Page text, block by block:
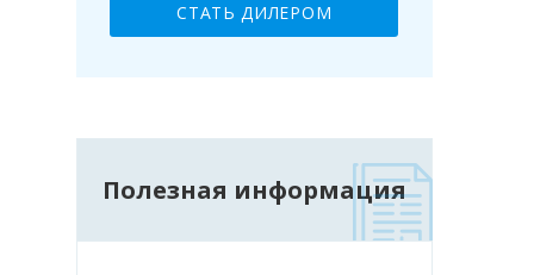
СТАТЬ ДИЛЕРОМ
Полезная информация